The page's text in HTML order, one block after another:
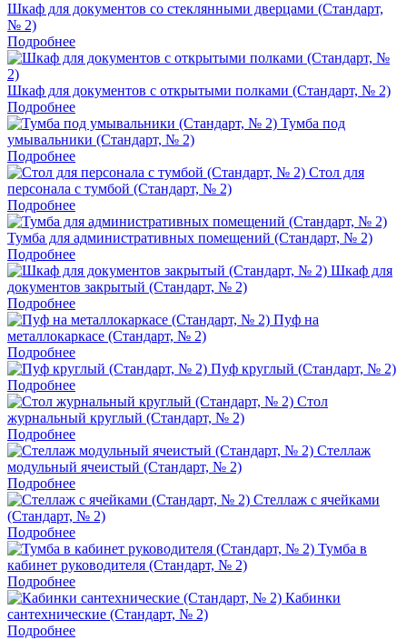
Шкаф для документов со стеклянными дверцами (Стандарт,
№ 2)
Подробнее
Шкаф для документов с открытыми полками (Стандарт, № 2)
Подробнее
Тумба под
умывальники (Стандарт, № 2)
Подробнее
Стол для
персонала с тумбой (Стандарт, № 2)
Подробнее
Тумба для административных помещений (Стандарт, № 2)
Подробнее
Шкаф для
документов закрытый (Стандарт, № 2)
Подробнее
Пуф на
металлокаркасе (Стандарт, № 2)
Подробнее
Пуф круглый (Стандарт, № 2)
Подробнее
Стол
журнальный круглый (Стандарт, № 2)
Подробнее
Стеллаж
модульный ячеистый (Стандарт, № 2)
Подробнее
Стеллаж с ячейками
(Стандарт, № 2)
Подробнее
Тумба в
кабинет руководителя (Стандарт, № 2)
Подробнее
Кабинки
сантехнические (Стандарт, № 2)
Подробнее